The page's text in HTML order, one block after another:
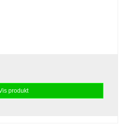
produkt